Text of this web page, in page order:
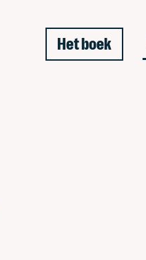
Het boek